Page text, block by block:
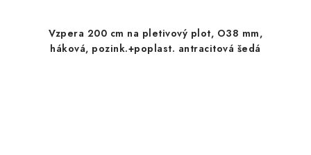
Vzpera 200 cm na pletivový plot, O38 mm,
háková, pozink.+poplast. antracitová šedá